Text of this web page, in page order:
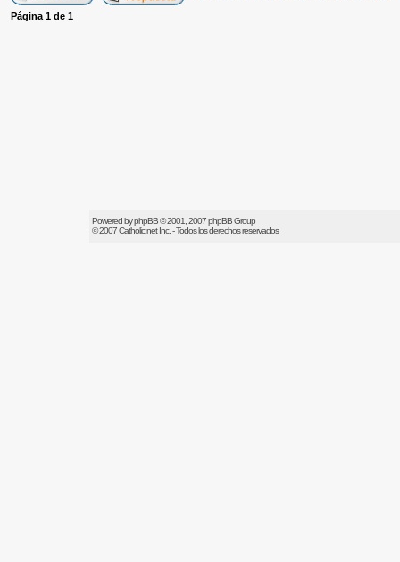
Página 1 de 1
Powered byphpBB© 2001, 2007 phpBB Group
© 2007Catholic.netInc. - Todos los derechos reservados